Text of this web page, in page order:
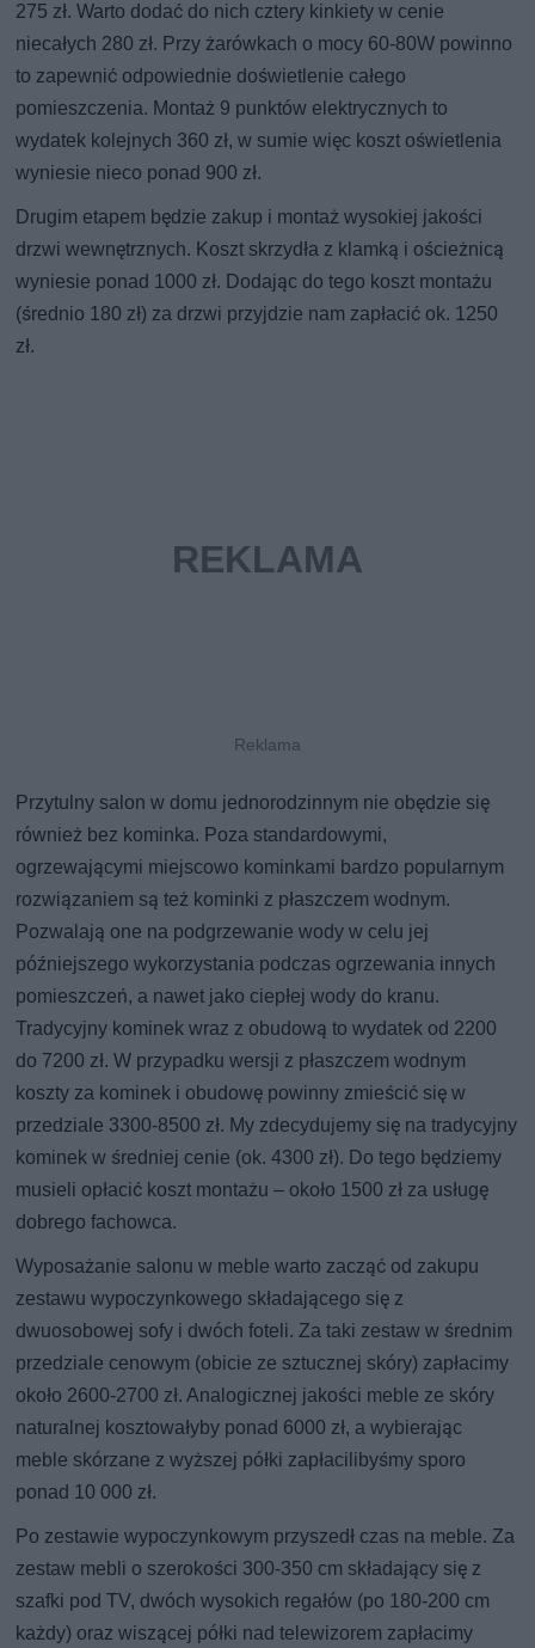
275 zł. Warto dodać do nich cztery kinkiety w cenie
niecałych 280 zł. Przy żarówkach o mocy 60-80W powinno
to zapewnić odpowiednie doświetlenie całego
pomieszczenia. Montaż 9 punktów elektrycznych to
wydatek kolejnych 360 zł, w sumie więc koszt oświetlenia
wyniesie nieco ponad 900 zł.
Drugim etapem będzie zakup i montaż wysokiej jakości
drzwi wewnętrznych. Koszt skrzydła z klamką i ościeżnicą
wyniesie ponad 1000 zł. Dodając do tego koszt montażu
(średnio 180 zł) za drzwi przyjdzie nam zapłacić ok. 1250
zł.
Przytulny salon w domu jednorodzinnym nie obędzie się
również bez kominka. Poza standardowymi,
ogrzewającymi miejscowo kominkami bardzo popularnym
rozwiązaniem są też kominki z płaszczem wodnym.
Pozwalają one na podgrzewanie wody w celu jej
późniejszego wykorzystania podczas ogrzewania innych
pomieszczeń, a nawet jako ciepłej wody do kranu.
Tradycyjny kominek wraz z obudową to wydatek od 2200
do 7200 zł. W przypadku wersji z płaszczem wodnym
koszty za kominek i obudowę powinny zmieścić się w
przedziale 3300-8500 zł. My zdecydujemy się na tradycyjny
kominek w średniej cenie (ok. 4300 zł). Do tego będziemy
musieli opłacić koszt montażu – około 1500 zł za usługę
dobrego fachowca.
Wyposażanie salonu w meble warto zacząć od zakupu
zestawu wypoczynkowego składającego się z
dwuosobowej sofy i dwóch foteli. Za taki zestaw w średnim
przedziale cenowym (obicie ze sztucznej skóry) zapłacimy
około 2600-2700 zł. Analogicznej jakości meble ze skóry
naturalnej kosztowałyby ponad 6000 zł, a wybierając
meble skórzane z wyższej półki zapłacilibyśmy sporo
ponad 10 000 zł.
Po zestawie wypoczynkowym przyszedł czas na meble. Za
zestaw mebli o szerokości 300-350 cm składający się z
szafki pod TV, dwóch wysokich regałów (po 180-200 cm
każdy) oraz wiszącej półki nad telewizorem zapłacimy